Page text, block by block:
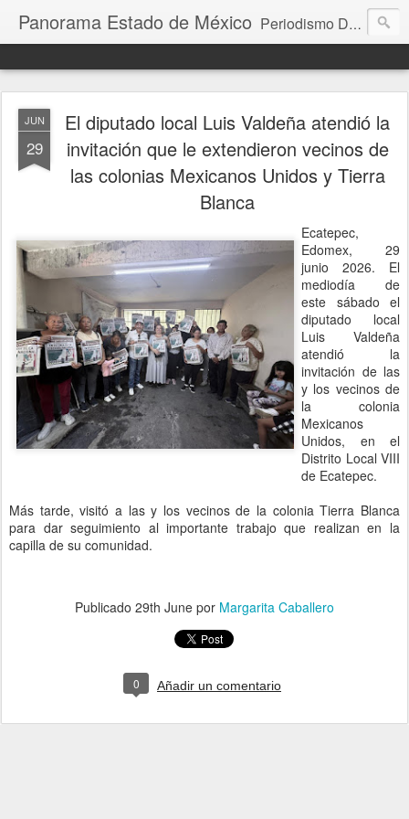
Panorama Estado de México Periodismo Digital
JUN
29
El diputado local Luis Valdeña atendió la
invitación que le extendieron vecinos de
las colonias Mexicanos Unidos y Tierra
Blanca
Ecatepec,
Edomex, 29
junio 2026. El
mediodía de
este sábado el
diputado local
Luis Valdeña
atendió la
invitación de las
y los vecinos de
la colonia
Mexicanos
Unidos, en el
Distrito Local VIII
de Ecatepec.
Más tarde, visitó a las y los vecinos de la colonia Tierra Blanca
para dar seguimiento al importante trabajo que realizan en la
capilla de su comunidad.
Publicado 29th June por Margarita Caballero
0 Añadir un comentario